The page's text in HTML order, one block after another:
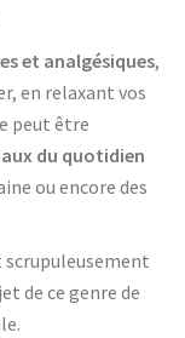
et analgésiques,
en relaxant vos
peut être
du quotidien
ou encore des
scrupuleusement
de ce genre de